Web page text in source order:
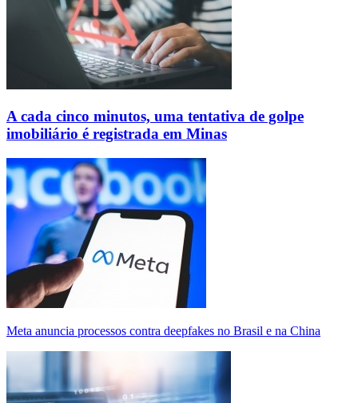
A cada cinco minutos, uma tentativa de golpe
imobiliário é registrada em Minas
Meta anuncia processos contra deepfakes no Brasil e na China